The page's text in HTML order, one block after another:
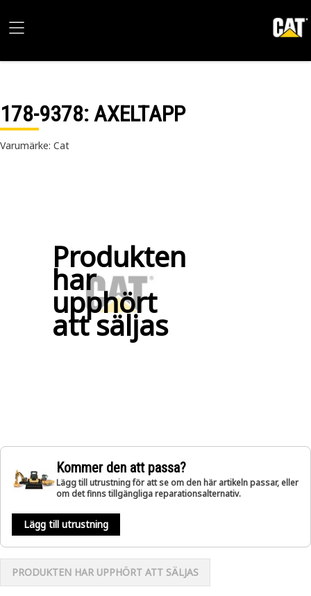
178-9378: AXELTAPP
Varumärke: Cat
Produkten
har
upphört
att säljas
Kommer den att passa?
Lägg till utrustning för att se om den här artikeln passar, eller
om det finns tillgängliga reparationsalternativ.
Lägg till utrustning
PRODUKTEN HAR UPPHÖRT ATT SÄLJAS